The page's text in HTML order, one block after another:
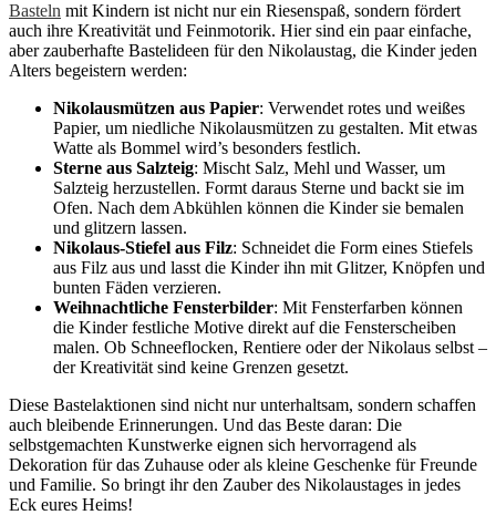
Basteln mit Kindern ist nicht nur ein Riesenspaß, sondern fördert
auch ihre Kreativität und Feinmotorik. Hier sind ein paar einfache,
aber zauberhafte Bastelideen für den Nikolaustag, die Kinder jeden
Alters begeistern werden:
Nikolausmützen aus Papier: Verwendet rotes und weißes
Papier, um niedliche Nikolausmützen zu gestalten. Mit etwas
Watte als Bommel wird’s besonders festlich.
Sterne aus Salzteig: Mischt Salz, Mehl und Wasser, um
Salzteig herzustellen. Formt daraus Sterne und backt sie im
Ofen. Nach dem Abkühlen können die Kinder sie bemalen
und glitzern lassen.
Nikolaus-Stiefel aus Filz: Schneidet die Form eines Stiefels
aus Filz aus und lasst die Kinder ihn mit Glitzer, Knöpfen und
bunten Fäden verzieren.
Weihnachtliche Fensterbilder: Mit Fensterfarben können
die Kinder festliche Motive direkt auf die Fensterscheiben
malen. Ob Schneeflocken, Rentiere oder der Nikolaus selbst –
der Kreativität sind keine Grenzen gesetzt.
Diese Bastelaktionen sind nicht nur unterhaltsam, sondern schaffen
auch bleibende Erinnerungen. Und das Beste daran: Die
selbstgemachten Kunstwerke eignen sich hervorragend als
Dekoration für das Zuhause oder als kleine Geschenke für Freunde
und Familie. So bringt ihr den Zauber des Nikolaustages in jedes
Eck eures Heims!